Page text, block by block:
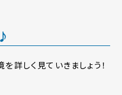
詳しく見ていきましょう！